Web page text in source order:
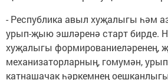
- Республика авыл хуҗалыгы һәм
урып-җыю эшләренә старт бирде.
хуҗалыгы формированиеләренең,
механизаторларның, гомумән,
катнашачак һәркемнең